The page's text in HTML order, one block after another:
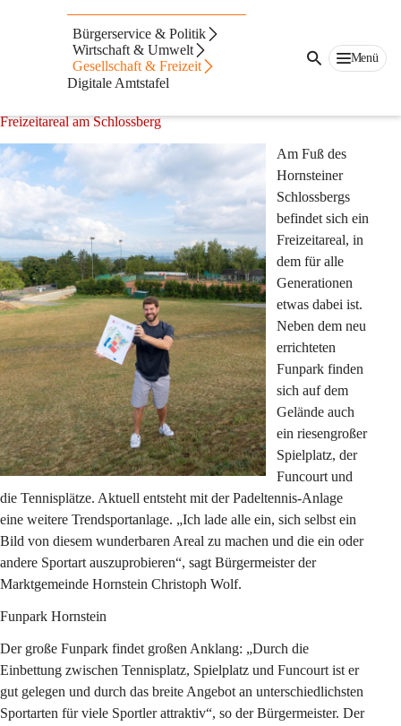
Bürgerservice & Politik
Wirtschaft & Umwelt
Gesellschaft & Freizeit
Digitale Amtstafel
Menü
Freizeitareal am
Schlossberg
Vielfältiges Angebot für alle Generationen:
Freizeitareal am Schlossberg
Am Fuß des
Hornsteiner
Schlossbergs
befindet sich ein
Freizeitareal, in
dem für alle
Generationen
etwas dabei ist.
Neben dem neu
errichteten
Funpark finden
sich auf dem
Gelände auch
ein riesengroßer
Spielplatz, der
Funcourt und
die Tennisplätze. Aktuell entsteht mit der Padeltennis-Anlage
eine weitere Trendsportanlage. „Ich lade alle ein, sich selbst ein
Bild von diesem wunderbaren Areal zu machen und die ein oder
andere Sportart auszuprobieren“, sagt Bürgermeister der
Marktgemeinde Hornstein Christoph Wolf.
Funpark Hornstein
Der große Funpark findet großen Anklang: „Durch die
Einbettung zwischen Tennisplatz, Spielplatz und Funcourt ist er
gut gelegen und durch das breite Angebot an unterschiedlichsten
Sportarten für viele Sportler attraktiv“, so der Bürgermeister. Der